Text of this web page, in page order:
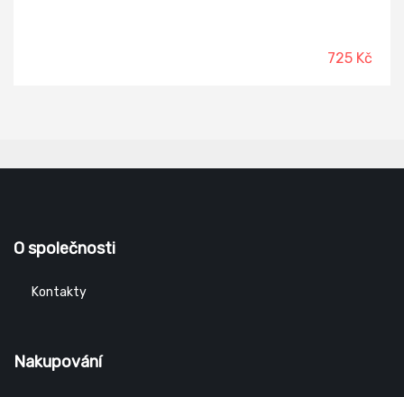
725 Kč
O společnosti
Kontakty
Nakupování